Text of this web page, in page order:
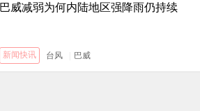
巴威减弱为何内陆地区强降雨仍持续
新闻快讯 台风 巴威